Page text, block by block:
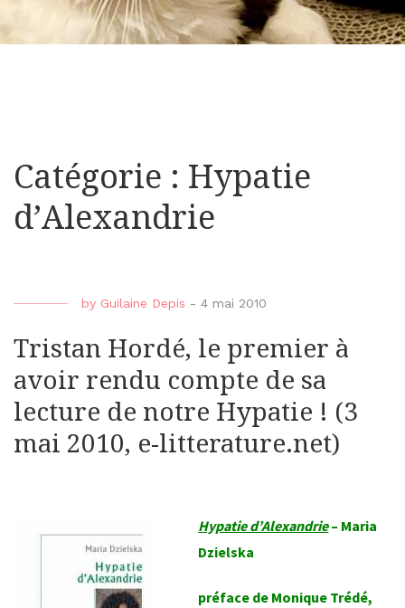
Catégorie : Hypatie
d’Alexandrie
by Guilaine Depis - 4 mai 2010
Tristan Hordé, le premier à
avoir rendu compte de sa
lecture de notre Hypatie ! (3
mai 2010, e-litterature.net)
Hypatie d’Alexandrie– Maria
Dzielska
préface de Monique Trédé,